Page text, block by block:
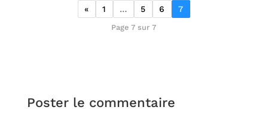
« 1 … 5 6 7
Page 7 sur 7
Poster le commentaire